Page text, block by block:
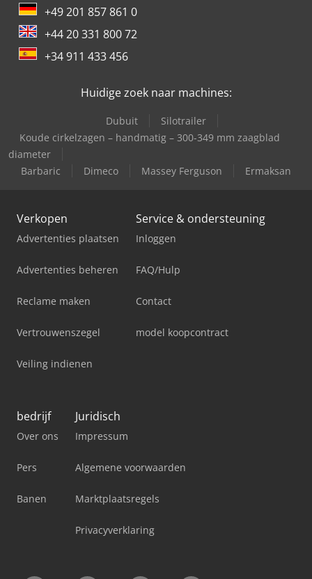
+49 201 857 861 0
+44 20 331 800 72
+34 911 433 456
Huidige zoek naar machines:
Dubuit
Silotrailer
Koude cirkelzagen – handmatig – 300-349 mm zaagblad
diameter
Barbaric
Dimeco Massey Ferguson Ermaksan
Verkopen
Advertenties plaatsen
Advertenties beheren
Reclame maken
Vertrouwenszegel
Veiling indienen
Service & ondersteuning
Inloggen
FAQ/Hulp
Contact
model koopcontract
bedrijf
Over ons
Pers
Banen
Juridisch
Impressum
Algemene voorwaarden
Marktplaatsregels
Privacyverklaring